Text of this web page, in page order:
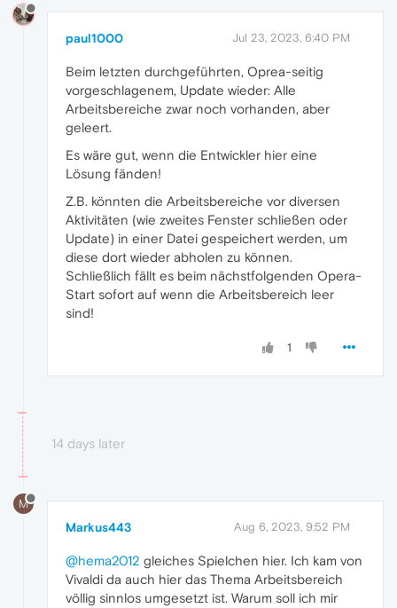
paul1000 Jul 23, 2023, 6:40 PM
Beim letzten durchgeführten, Oprea-seitig
vorgeschlagenem, Update wieder: Alle
Arbeitsbereiche zwar noch vorhanden, aber
geleert.
Es wäre gut, wenn die Entwickler hier eine
Lösung fänden!
Z.B. könnten die Arbeitsbereiche vor diversen
Aktivitäten (wie zweites Fenster schließen oder
Update) in einer Datei gespeichert werden, um
diese dort wieder abholen zu können.
Schließlich fällt es beim nächstfolgenden Opera-
Start sofort auf wenn die Arbeitsbereich leer
sind!
1
14 days later
M
Markus443 Aug 6, 2023, 9:52 PM
@hema2012 gleiches Spielchen hier. Ich kam von
Vivaldi da auch hier das Thema Arbeitsbereich
völlig sinnlos umgesetzt ist. Warum soll ich mir